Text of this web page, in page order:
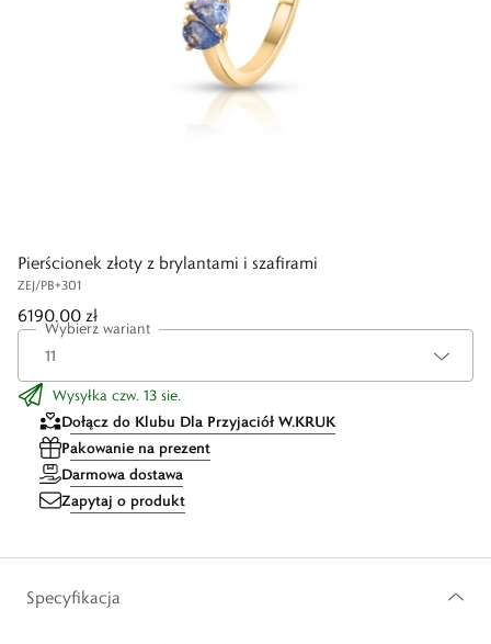
Pierścionek złoty z brylantami i szafirami
ZEJ/PB+301
6190,00 zł
Wybierz wariant
Wysyłka czw. 13 sie.
Dołącz do Klubu Dla Przyjaciół W.KRUK
Pakowanie na prezent
Darmowa dostawa
Zapytaj o produkt
Specyfikacja